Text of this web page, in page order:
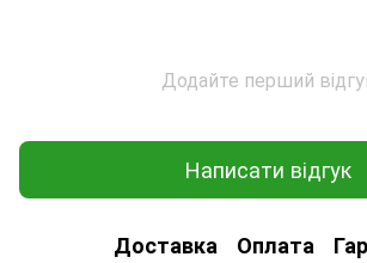
Додайте перший
Написати відгук
Доставка Оплата